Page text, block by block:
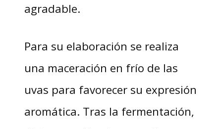
agradable.
Para su elaboración se realiza
una maceración en frío de las
uvas para favorecer su expresión
aromática. Tras la fermentación,